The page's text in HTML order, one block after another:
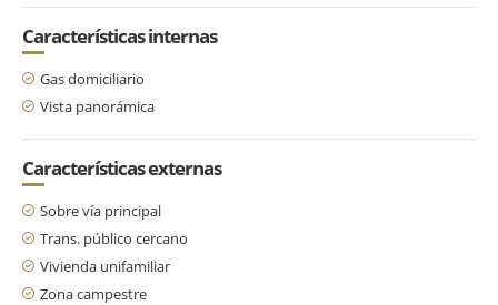
Características internas
Gas domiciliario
Vista panorámica
Características externas
Sobre vía principal
Trans. público cercano
Vivienda unifamiliar
Zona campestre